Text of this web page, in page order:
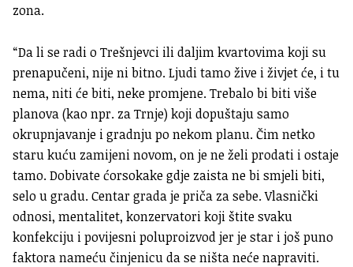
zona.
“Da li se radi o Trešnjevci ili daljim kvartovima koji su
prenapučeni, nije ni bitno. Ljudi tamo žive i živjet će, i tu
nema, niti će biti, neke promjene. Trebalo bi biti više
planova (kao npr. za Trnje) koji dopuštaju samo
okrupnjavanje i gradnju po nekom planu. Čim netko
staru kuću zamijeni novom, on je ne želi prodati i ostaje
tamo. Dobivate ćorsokake gdje zaista ne bi smjeli biti,
selo u gradu. Centar grada je priča za sebe. Vlasnički
odnosi, mentalitet, konzervatori koji štite svaku
konfekciju i povijesni poluproizvod jer je star i još puno
faktora nameću činjenicu da se ništa neće napraviti.